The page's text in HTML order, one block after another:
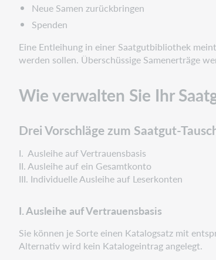
Neue Samen zurückbringen
Spenden
Eine Entleihung in einer Saatgutbibliothek
werden sollen. Überschüssige Samenerträge
Wie verwalten Sie Ihr
Drei Vorschläge zum Saatgut-
I. Ausleihe auf Vertrauensbasis
II. Ausleihe auf ein Gesamtkonto
III. Individuelle Ausleihe auf Leserkonten
I. Ausleihe auf Vertrauensbasis
Sie können je Sorte einen Katalogsatz mit
Alternativ wird kein Katalogeintrag angelegt.